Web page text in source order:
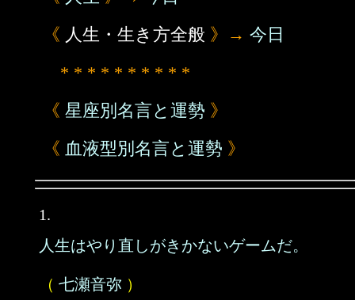
《 人生・生き方全般 》→ 今日
* * * * * * * * * *
《 星座別名言と運勢 》
《 血液型別名言と運勢 》
1.
人生はやり直しがきかないゲームだ。
（ 七瀬音弥 ）